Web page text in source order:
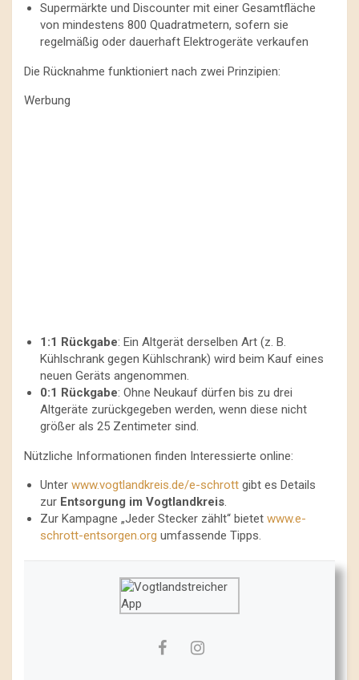
Supermärkte und Discounter mit einer Gesamtfläche
von mindestens 800 Quadratmetern, sofern sie
regelmäßig oder dauerhaft Elektrogeräte verkaufen
Die Rücknahme funktioniert nach zwei Prinzipien:
Werbung
1:1 Rückgabe: Ein Altgerät derselben Art (z. B.
Kühlschrank gegen Kühlschrank) wird beim Kauf eines
neuen Geräts angenommen.
0:1 Rückgabe: Ohne Neukauf dürfen bis zu drei
Altgeräte zurückgegeben werden, wenn diese nicht
größer als 25 Zentimeter sind.
Nützliche Informationen finden Interessierte online:
Unter www.vogtlandkreis.de/e-schrott gibt es Details
zur Entsorgung im Vogtlandkreis.
Zur Kampagne „Jeder Stecker zählt“ bietet www.e-
schrott-entsorgen.org umfassende Tipps.